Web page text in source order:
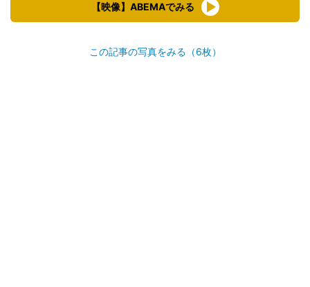
【映像】ABEMAでみる
この記事の写真をみる（6枚）